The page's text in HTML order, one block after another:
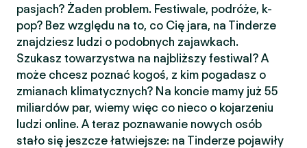
pasjach? Żaden problem. Festiwale, podróże, k-
pop? Bez względu na to, co Cię jara, na Tinderze
znajdziesz ludzi o podobnych zajawkach.
Szukasz towarzystwa na najbliższy festiwal? A
może chcesz poznać kogoś, z kim pogadasz o
zmianach klimatycznych? Na koncie mamy już 55
miliardów par, wiemy więc co nieco o kojarzeniu
ludzi online. A teraz poznawanie nowych osób
stało się jeszcze łatwiejsze: na Tinderze pojawiły